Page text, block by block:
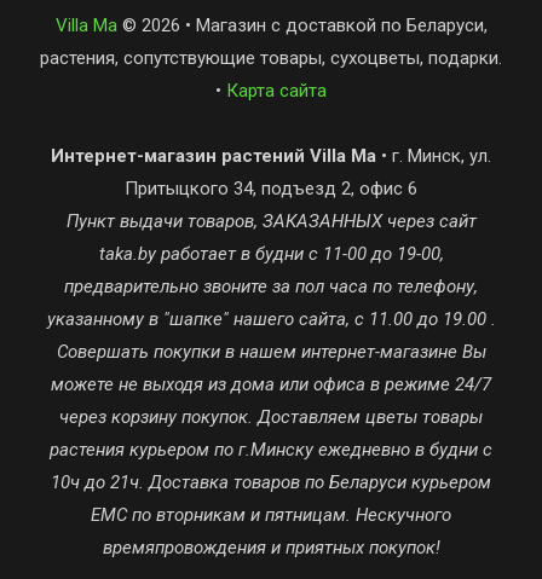
Villa Ma© 2026 • Магазин с доставкой по Беларуси,
растения, сопутствующие товары, сухоцветы, подарки.
• Карта сайта
Интернет-магазин растений Villa Ma • г. Минск, ул.
Притыцкого 34, подъезд 2, офис 6
Пункт выдачи товаров, ЗАКАЗАННЫХ через сайт
taka.by работает в будни с 11-00 до 19-00,
предварительно звоните за пол часа по телефону,
указанному в "шапке" нашего сайта, с 11.00 до 19.00 .
Совершать покупки в нашем интернет-магазине Вы
можете не выходя из дома или офиса в режиме 24/7
через корзину покупок. Доставляем цветы товары
растения курьером по г.Минску ежедневно в будни с
10ч до 21ч. Доставка товаров по Беларуси курьером
ЕМС по вторникам и пятницам. Нескучного
времяпровождения и приятных покупок!